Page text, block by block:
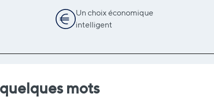
Un choix économique
intelligent
mots